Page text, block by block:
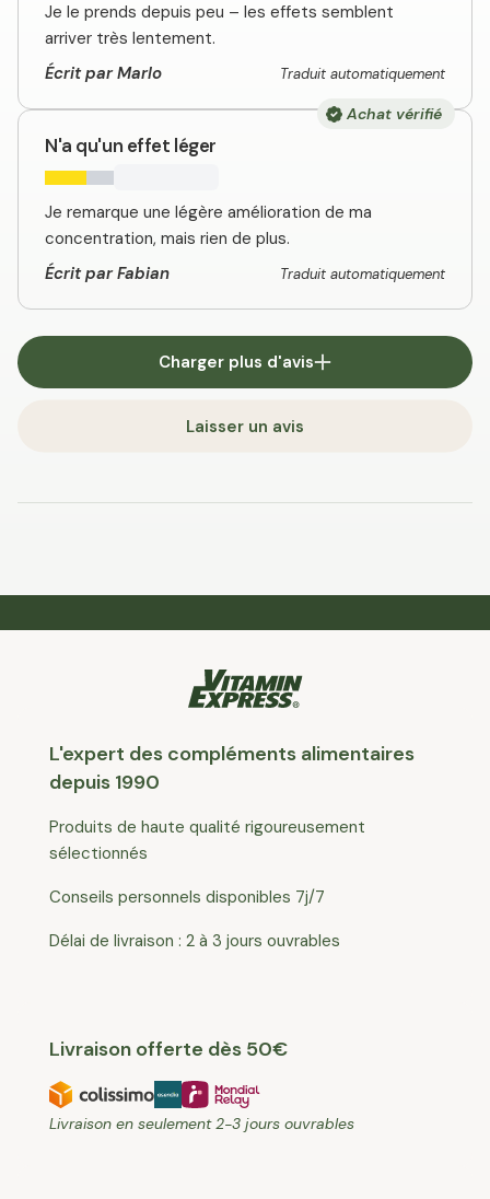
Je le prends depuis peu – les effets semblent
arriver très lentement.
Écrit par Marlo
Traduit automatiquement
Achat vérifié
N'a qu'un effet léger
Je remarque une légère amélioration de ma
concentration, mais rien de plus.
Écrit par Fabian
Traduit automatiquement
Charger plus d'avis
Laisser un avis
L'expert des compléments alimentaires
depuis 1990
Produits de haute qualité rigoureusement
sélectionnés
Conseils personnels disponibles 7j/7
Délai de livraison : 2 à 3 jours ouvrables
Livraison offerte dès 50€
Livraison en seulement 2-3 jours ouvrables